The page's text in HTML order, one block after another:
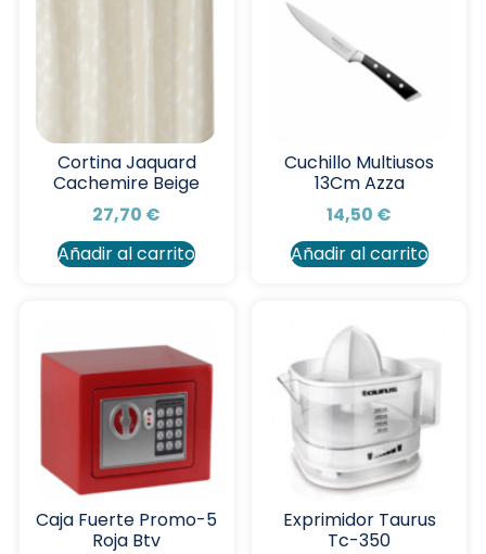
Cortina Jaquard
Cachemire Beige
27,70 €
Añadir al carrito
Cuchillo Multiusos
13Cm Azza
14,50 €
Añadir al carrito
Caja Fuerte Promo-5
Roja Btv
Exprimidor Taurus
Tc-350